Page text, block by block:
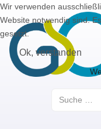
Wir verwenden
Website notwendig sind.
gesetzt.
Ok, verstanden